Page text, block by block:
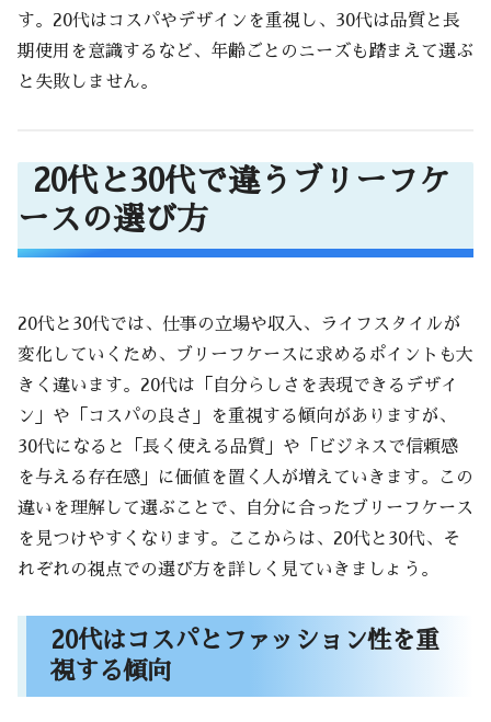
す。20代はコスパやデザインを重視し、30代は品質と長
期使用を意識するなど、年齢ごとのニーズも踏まえて選ぶ
と失敗しません。
20代と30代で違うブリーフケ
ースの選び方
20代と30代では、仕事の立場や収入、ライフスタイルが
変化していくため、ブリーフケースに求めるポイントも大
きく違います。20代は「自分らしさを表現できるデザイ
ン」や「コスパの良さ」を重視する傾向がありますが、
30代になると「長く使える品質」や「ビジネスで信頼感
を与える存在感」に価値を置く人が増えていきます。この
違いを理解して選ぶことで、自分に合ったブリーフケース
を見つけやすくなります。ここからは、20代と30代、そ
れぞれの視点での選び方を詳しく見ていきましょう。
20代はコスパとファッション性を重
視する傾向